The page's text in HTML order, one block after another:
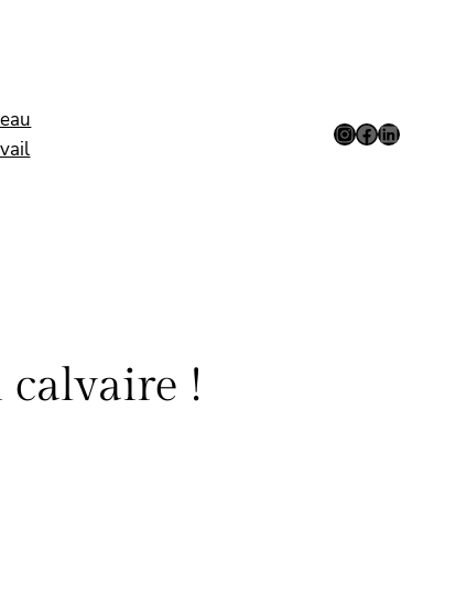
InstagramFacebook LinkedIn
!